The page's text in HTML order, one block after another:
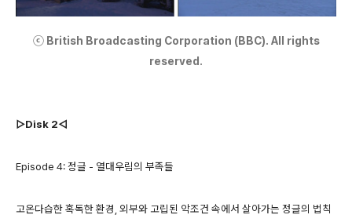
ⓒ British Broadcasting Corporation (BBC). All rights
reserved.
▷Disk 2◁
Episode 4: 정글 - 열대우림의 부족들
고온다습한 혹독한 환경, 외부와 고립된 악조건 속에서 살아가는 정글의 법칙